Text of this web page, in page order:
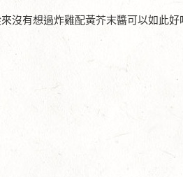
沒有想過炸雞配黃芥末醬可以如此好